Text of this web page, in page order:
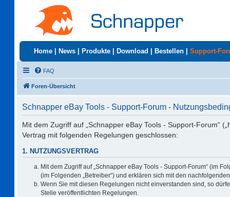
Home News Produkte Download Bestellen Support-
FAQ
Foren-Übersicht
Schnapper eBay Tools - Support-Forum -
Mit dem Zugriff auf „Schnapper eBay Tools - Support-Forum“
Vertrag mit folgenden Regelungen geschlossen:
1. NUTZUNGSVERTRAG
Mit dem Zugriff auf „Schnapper eBay Tools - Support-Forum“ (im
(im Folgenden „Betreiber“) und erklären sich mit den
Wenn Sie mit diesen Regelungen nicht einverstanden sind, so
Stelle veröffentlichten Regelungen.